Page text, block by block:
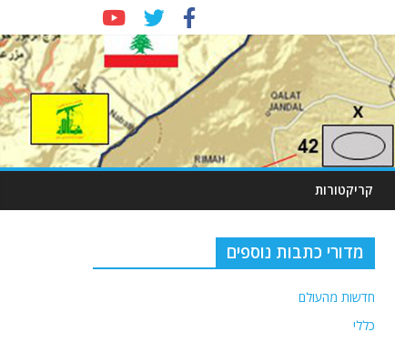
קריקטורות
מדורי כתבות נוספים
חדשות מהעולם
כללי